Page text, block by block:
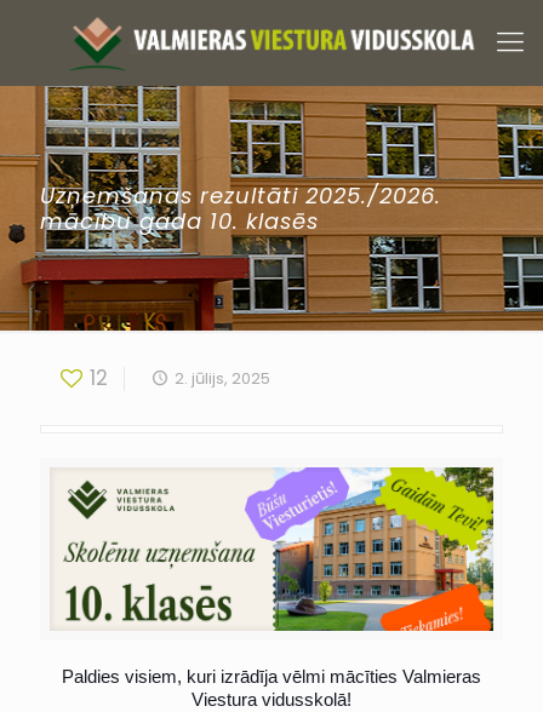
Uzņemšanas rezultāti 2025./2026.
mācību gada 10. klasēs
12 2. jūlijs, 2025
Paldies visiem, kuri izrādīja vēlmi mācīties Valmieras
Viestura vidusskolā!